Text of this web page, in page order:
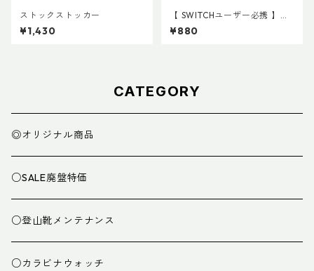
ストックストッカー
¥1,430
【 SWITCHユーザー必携 】ス
イッチ用アタッチメント(ペア)
¥880
CATEGORY
◎オリジナル商品
○SALE廃盤特価
○登山靴メンテナンス
○カラビナウォッチ